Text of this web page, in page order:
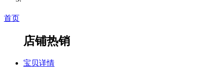
首页
店铺热销
宝贝详情